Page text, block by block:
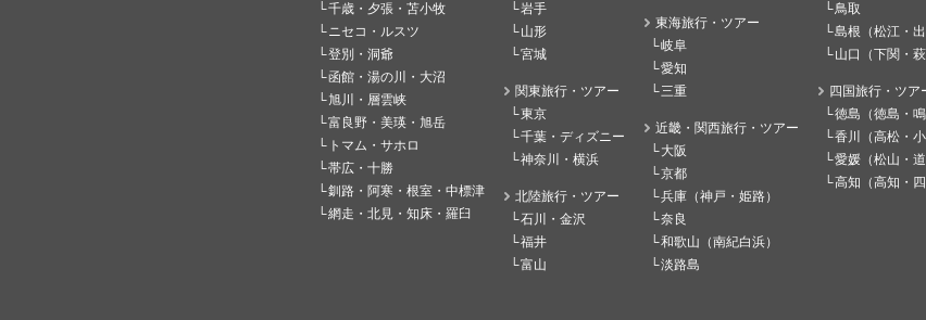
千歳・夕張・苫小牧
ニセコ・ルスツ
登別・洞爺
函館・湯の川・大沼
旭川・層雲峡
富良野・美瑛・旭岳
トマム・サホロ
帯広・十勝
釧路・阿寒・根室・中標津
網走・北見・知床・羅臼
岩手
山形
宮城
関東旅行・ツアー
東京
千葉・ディズニー
神奈川・横浜
北陸旅行・ツアー
石川・金沢
福井
富山
東海旅行・ツアー
岐阜
愛知
三重
近畿・関西旅行・ツアー
大阪
京都
兵庫（神戸・姫路）
奈良
和歌山（南紀白浜）
淡路島
鳥取
島根（松江・出
山口（下関・萩
四国旅行・ツア
徳島（徳島・鳴
香川（高松・小
愛媛（松山・道
高知（高知・四